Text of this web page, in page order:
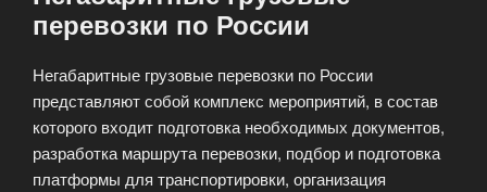
перевозки по России
Негабаритные грузовые перевозки по России
представляют собой комплекс мероприятий, в состав
которого входит подготовка необходимых документов,
разработка маршрута перевозки, подбор и подготовка
платформы для транспортировки, организация